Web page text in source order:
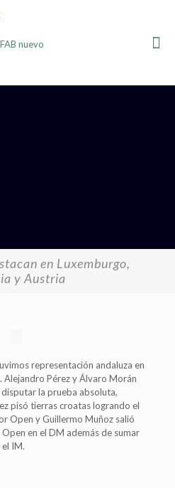
en Luxemburgo,
y Austria
representación andaluza en
Alejandro Pérez y Álvaro Morán
la prueba absoluta,
pisó tierras croatas logrando el
Open y Guillermo Muñoz salió
en el DM además de sumar
IM.